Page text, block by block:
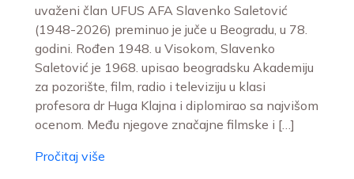
uvaženi član UFUS AFA Slavenko Saletović
(1948-2026) preminuo je juče u Beogradu, u 78.
godini. Rođen 1948. u Visokom, Slavenko
Saletović je 1968. upisao beogradsku Akademiju
za pozorište, film, radio i televiziju u klasi
profesora dr Huga Klajna i diplomirao sa najvišom
ocenom. Među njegove značajne filmske i […]
Pročitaj više